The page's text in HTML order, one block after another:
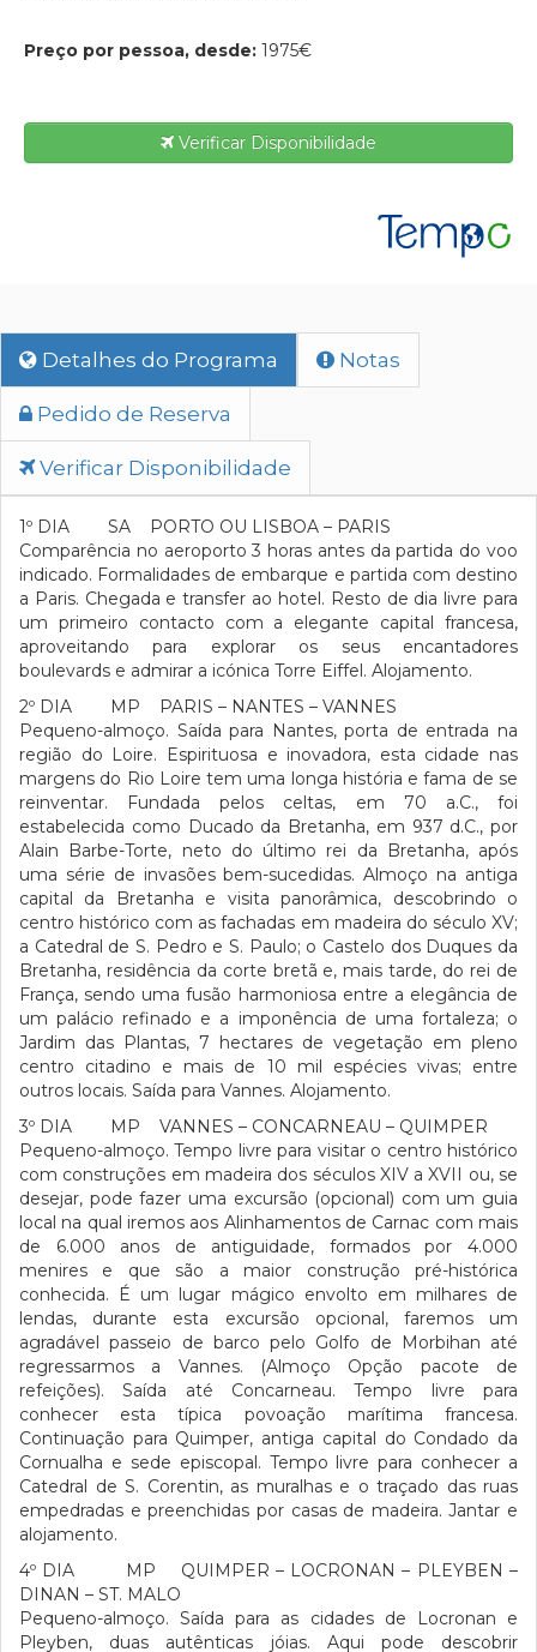
Preço por pessoa, desde: 1975€
Verificar Disponibilidade
Detalhes do Programa Notas
Pedido de Reserva
Verificar Disponibilidade
1º DIA SA PORTO OU LISBOA – PARIS
Comparência no aeroporto 3 horas antes da partida do voo
indicado. Formalidades de embarque e partida com destino
a Paris. Chegada e transfer ao hotel. Resto de dia livre para
um primeiro contacto com a elegante capital francesa,
aproveitando para explorar os seus encantadores
boulevards e admirar a icónica Torre Eiffel. Alojamento.
2º DIA MP PARIS – NANTES – VANNES
Pequeno-almoço. Saída para Nantes, porta de entrada na
região do Loire. Espirituosa e inovadora, esta cidade nas
margens do Rio Loire tem uma longa história e fama de se
reinventar. Fundada pelos celtas, em 70 a.C., foi
estabelecida como Ducado da Bretanha, em 937 d.C., por
Alain Barbe-Torte, neto do último rei da Bretanha, após
uma série de invasões bem-sucedidas. Almoço na antiga
capital da Bretanha e visita panorâmica, descobrindo o
centro histórico com as fachadas em madeira do século XV;
a Catedral de S. Pedro e S. Paulo; o Castelo dos Duques da
Bretanha, residência da corte bretã e, mais tarde, do rei de
França, sendo uma fusão harmoniosa entre a elegância de
um palácio refinado e a imponência de uma fortaleza; o
Jardim das Plantas, 7 hectares de vegetação em pleno
centro citadino e mais de 10 mil espécies vivas; entre
outros locais. Saída para Vannes. Alojamento.
3º DIA MP VANNES – CONCARNEAU – QUIMPER
Pequeno-almoço. Tempo livre para visitar o centro histórico
com construções em madeira dos séculos XIV a XVII ou, se
desejar, pode fazer uma excursão (opcional) com um guia
local na qual iremos aos Alinhamentos de Carnac com mais
de 6.000 anos de antiguidade, formados por 4.000
menires e que são a maior construção pré-histórica
conhecida. É um lugar mágico envolto em milhares de
lendas, durante esta excursão opcional, faremos um
agradável passeio de barco pelo Golfo de Morbihan até
regressarmos a Vannes. (Almoço Opção pacote de
refeições). Saída até Concarneau. Tempo livre para
conhecer esta típica povoação marítima francesa.
Continuação para Quimper, antiga capital do Condado da
Cornualha e sede episcopal. Tempo livre para conhecer a
Catedral de S. Corentin, as muralhas e o traçado das ruas
empedradas e preenchidas por casas de madeira. Jantar e
alojamento.
4º DIA MP QUIMPER – LOCRONAN – PLEYBEN –
DINAN – ST. MALO
Pequeno-almoço. Saída para as cidades de Locronan e
Pleyben, duas autênticas jóias. Aqui pode descobrir